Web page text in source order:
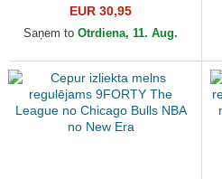
Diamond Era no New York
Yankees MLB no New Era
EUR 30,95
Saņem to Otrdiena, 11. Aug.